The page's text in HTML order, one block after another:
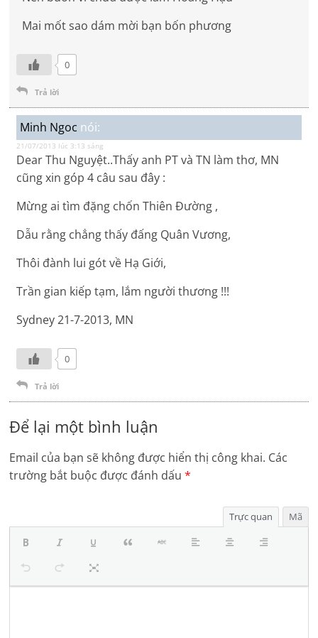
Mai mốt sao dám mời bạn bốn phương
0
Trả lời
Minh Ngoc nói:
21/07/2013 lúc 3:13 sáng
Dear Thu Nguyệt..Thấy anh PT và TN làm thơ, MN
cũng xin góp 4 câu sau đây :
Mừng ai tìm đặng chốn Thiên Đường ,
Dẫu rằng chẳng thấy đấng Quân Vương,
Thôi đành lui gót về Hạ Giới,
Trần gian kiếp tạm, lắm người thương !!!
Sydney 21-7-2013, MN
0
Trả lời
Để lại một bình luận
Email của bạn sẽ không được hiển thị công khai. Các
trường bắt buộc được đánh dấu*
Trực quan Mã